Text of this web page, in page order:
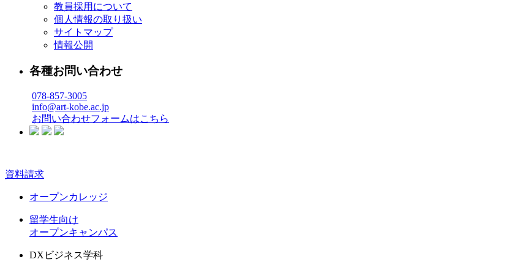
教員採用について
個人情報の取り扱い
サイトマップ
情報公開
各種お問い合わせ
078-857-3005
info@art-kobe.ac.jp
お問い合わせフォームはこちら
資料請求
オープンカレッジ
留学生向け
オープンキャンパス
DXビジネス学科